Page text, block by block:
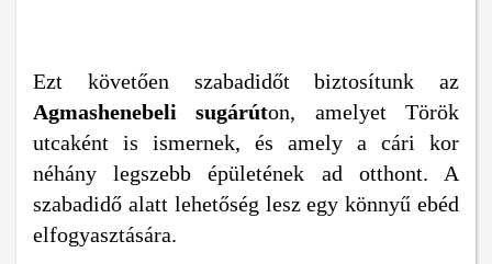
Ezt követően szabadidőt biztosítunk az
Agmashenebeli sugárúton, amelyet Török
utcaként is ismernek, és amely a cári kor
néhány legszebb épületének ad otthont. A
szabadidő alatt lehetőség lesz egy könnyű ebéd
elfogyasztására.